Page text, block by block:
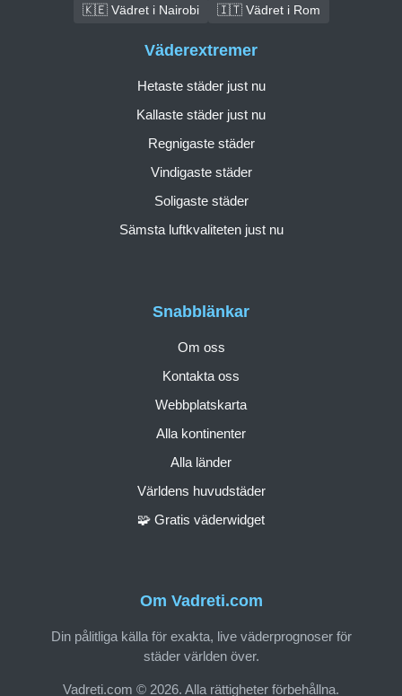
🇰🇪 Vädret i Nairobi
🇮🇹 Vädret i Rom
Om Vadreti.com
Din pålitliga källa för exakta, live väderprognoser för
städer världen över.
Vadreti.com © 2026. Alla rättigheter förbehållna.
Snabblänkar
Om oss
Kontakta oss
Webbplatskarta
Alla kontinenter
Alla länder
Världens huvudstäder
🧩 Gratis väderwidget
Väderextremer
Hetaste städer just nu
Kallaste städer just nu
Regnigaste städer
Vindigaste städer
Soligaste städer
Sämsta luftkvaliteten just nu